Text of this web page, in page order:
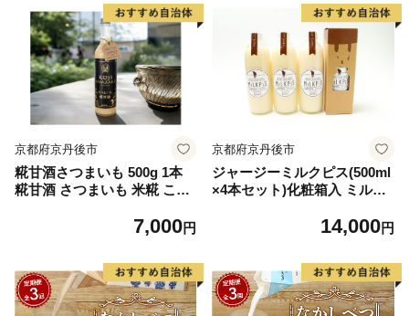
京都府京丹後市
糀甘酒さつまいも 500g 1本
糀甘酒 さつまいも 米糀 こう
7,000円
京都府京丹後市
ジャージーミルクピス(500ml
×4本セット)化粧箱入 ミルク
牧場 ミルク工房そら ジャー
14,000円